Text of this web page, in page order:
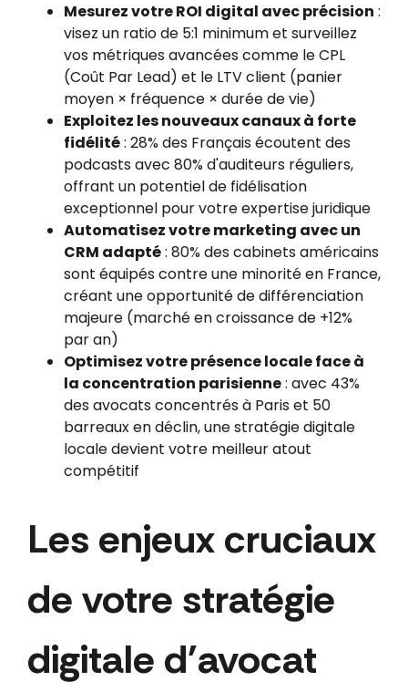
Mesurez votre ROI digital avec précision :
visez un ratio de 5:1 minimum et surveillez
vos métriques avancées comme le CPL
(Coût Par Lead) et le LTV client (panier
moyen × fréquence × durée de vie)
Exploitez les nouveaux canaux à forte
fidélité: 28% des Français écoutent des
podcasts avec 80% d'auditeurs réguliers,
offrant un potentiel de fidélisation
exceptionnel pour votre expertise juridique
Automatisez votre marketing avec un
CRM adapté: 80% des cabinets américains
sont équipés contre une minorité en France,
créant une opportunité de différenciation
majeure (marché en croissance de +12%
par an)
Optimisez votre présence locale face à
la concentration parisienne: avec 43%
des avocats concentrés à Paris et 50
barreaux en déclin, une stratégie digitale
locale devient votre meilleur atout
compétitif
Les enjeux cruciaux
de votre stratégie
digitale d'avocat